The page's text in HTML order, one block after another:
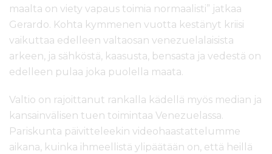
maalta on viety vapaus toimia normaalisti” jatkaa
Gerardo. Kohta kymmenen vuotta kestänyt kriisi
vaikuttaa edelleen valtaosan venezuelalaisista
arkeen, ja sähköstä, kaasusta, bensasta ja vedestä on
edelleen pulaa joka puolella maata.
Valtio on rajoittanut rankalla kädellä myös median ja
kansainvälisen tuen toimintaa Venezuelassa.
Pariskunta päivitteleekin videohaastattelumme
aikana, kuinka ihmeellistä ylipäätään on, että heillä